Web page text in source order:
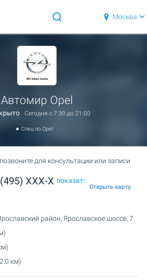
Москва
Автомир Opel
Сегодня c 7:30 до 21:00
Спец по Opel
для консультации или записи
XXX-X показать
Открыть карту
район, Ярославское шоссе, 7
км)